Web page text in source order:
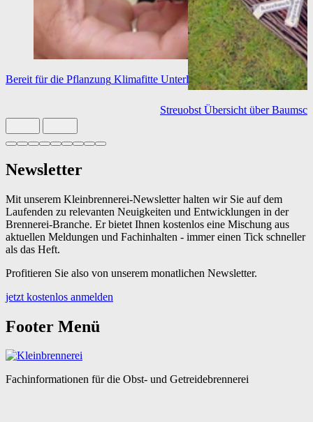
Bereit für die Pflanzung Klimafitte Unterlagen
Streuobst Übersicht über
Slide 1 von 9 aktiv
Newsletter
Mit unserem Kleinbrennerei-Newsletter halten wir Sie auf dem
Laufenden zu relevanten Neuigkeiten und Entwicklungen in der
Brennerei-Branche. Er bietet Ihnen kostenlos eine Mischung aus
aktuellen Meldungen und Fachinhalten - immer einen Tick schneller
als das Heft.
Profitieren Sie also von unserem monatlichen Newsletter.
jetzt kostenlos anmelden
Footer Menü
Fachinformationen für die Obst- und Getreidebrennerei